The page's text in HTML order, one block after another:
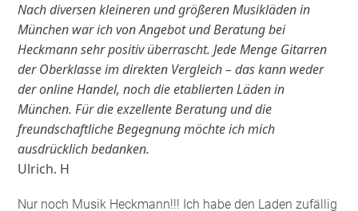
Nach diversen kleineren und größeren Musikläden in
München war ich von Angebot und Beratung bei
Heckmann sehr positiv überrascht. Jede Menge Gitarren
der Oberklasse im direkten Vergleich – das kann weder
der online Handel, noch die etablierten Läden in
München. Für die exzellente Beratung und die
freundschaftliche Begegnung möchte ich mich
ausdrücklich bedanken.
Ulrich. H
Nur noch Musik Heckmann!!! Ich habe den Laden zufällig